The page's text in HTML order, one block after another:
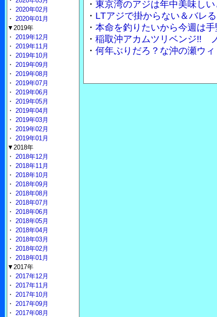
・ 東京湾のアジは年中美味し
・ LTアジで掛からない＆バレ
・ 本命を釣りたいから今週は
・ 稲取沖アカムツリベンジ!!
・ 何年ぶりだろ？な沖の瀬ウ
・ 2020年02月
・ 2020年01月
▼2019年
・ 2019年12月
・ 2019年11月
・ 2019年10月
・ 2019年09月
・ 2019年08月
・ 2019年07月
・ 2019年06月
・ 2019年05月
・ 2019年04月
・ 2019年03月
・ 2019年02月
・ 2019年01月
▼2018年
・ 2018年12月
・ 2018年11月
・ 2018年10月
・ 2018年09月
・ 2018年08月
・ 2018年07月
・ 2018年06月
・ 2018年05月
・ 2018年04月
・ 2018年03月
・ 2018年02月
・ 2018年01月
▼2017年
・ 2017年12月
・ 2017年11月
・ 2017年10月
・ 2017年09月
・ 2017年08月